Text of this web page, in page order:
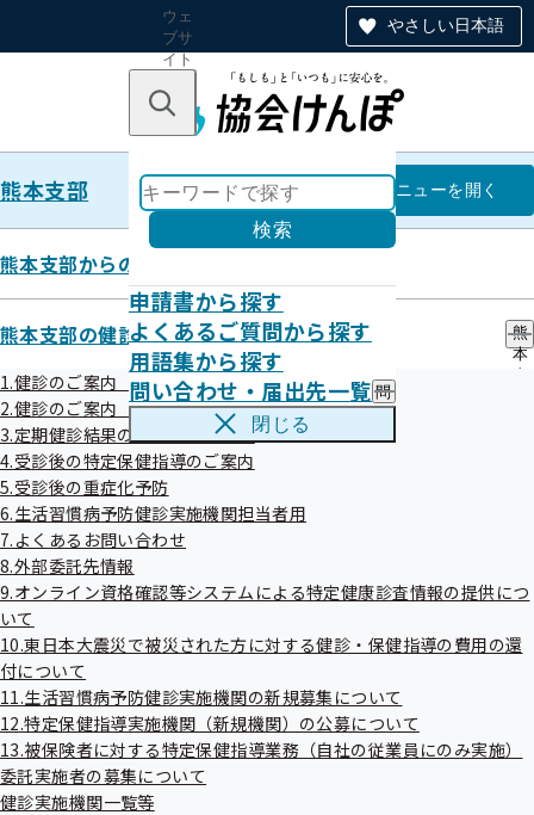
やさしい日本語
ウェ
ブサ
イト
のナ
ン
キーワードで探す
検索
申請書から探す
よくあるご質問から探す
用語集から探す
問い合わせ・届出先一覧 問
い
一
覧
サ
メ
ュ
ー
閉じる
熊本支部 熊本支部
メニューを開く
熊本支部からのお知らせ
熊本支部の健診・保健指導のご案内
熊
本
の
案
内
ニ
1.健診のご案内（ご本人）
2.健診のご案内（ご家族）健診のご案内（ご家族）
3.定期健診結果のご提供のお願い
4.受診後の特定保健指導のご案内
5.受診後の重症化予防
6.生活習慣病予防健診実施機関担当者用
7.よくあるお問い合わせ
8.外部委託先情報
9.オンライン資格確認等システムによる特定健康診査情報の提供につ
いて
10.東日本大震災で被災された方に対する健診・保健指導の費用の還
付について
11.生活習慣病予防健診実施機関の新規募集について
12.特定保健指導実施機関（新規機関）の公募について
13.被保険者に対する特定保健指導業務（自社の従業員にのみ実施）
委託実施者の募集について
健診実施機関一覧等
令和7年11月20日配信
◆協会けんぽ熊本支部　メールマガジン
Vol.２６８　２０２５　１１．２０
こんにちは、協会けんぽ熊本支部メールマガジンです。
[メールマガジンの配信は毎月２０日頃の平日となります。]
★・‥…
━━━━━━━━━━━━━━━━━━━━━━━━━━━…‥・★
【もくじ】
１.  令和８年１月13日より「電子申請サービス」が始まります！
２． 【12/12が提出期限です！】「被扶養者状況リスト」のご提出の
お願い
３.  定期健康診断結果（写し）の提供にご協力お願いします！
４.  保健師・管理栄養士からのお知らせ
★・‥…
━━━━━━━━━━━━━━━━━━━━━━━━━━━…‥・★